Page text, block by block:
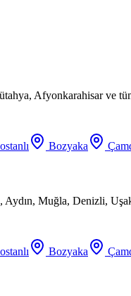
Afyonkarahisar ve
Bozyaka
Muğla, Denizli,
Bozyaka